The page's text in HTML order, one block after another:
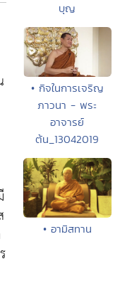
บุญ
• กิจในการเจริญ
ภาวนา - พระ
อาจารย์
ต้น_13042019
• อามิสทาน